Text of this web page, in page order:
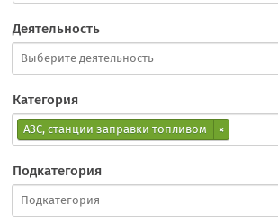
Деятельность
Категория
АЗС, станции заправки топливом ×
Подкатегория